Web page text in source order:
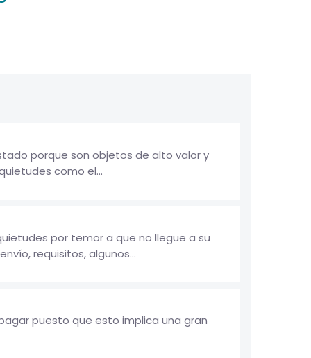
porque son objetos de alto valor y
como el...
por temor a que no llegue a su
requisitos, algunos...
puesto que esto implica una gran